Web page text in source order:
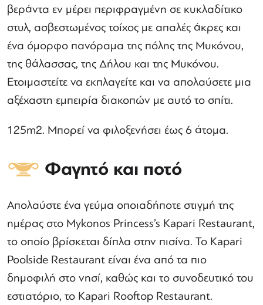
βεράντα εν μέρει περιφραγμένη σε κυκλαδίτικο
στυλ, ασβεστωμένος τοίχος με απαλές άκρες και
ένα όμορφο πανόραμα της πόλης της Μυκόνου,
της θάλασσας, της Δήλου και της Μυκόνου.
Ετοιμαστείτε να εκπλαγείτε και να απολαύσετε μια
αξέχαστη εμπειρία διακοπών με αυτό το σπίτι.
125m2. Μπορεί να φιλοξενήσει έως 6 άτομα.
Φαγητό και ποτό
Απολαύστε ένα γεύμα οποιαδήποτε στιγμή της
ημέρας στο Mykonos Princess’s Kapari Restaurant,
το οποίο βρίσκεται δίπλα στην πισίνα. Το Kapari
Poolside Restaurant είναι ένα από τα πιο
δημοφιλή στο νησί, καθώς και το συνοδευτικό του
εστιατόριο, το Kapari Rooftop Restaurant.